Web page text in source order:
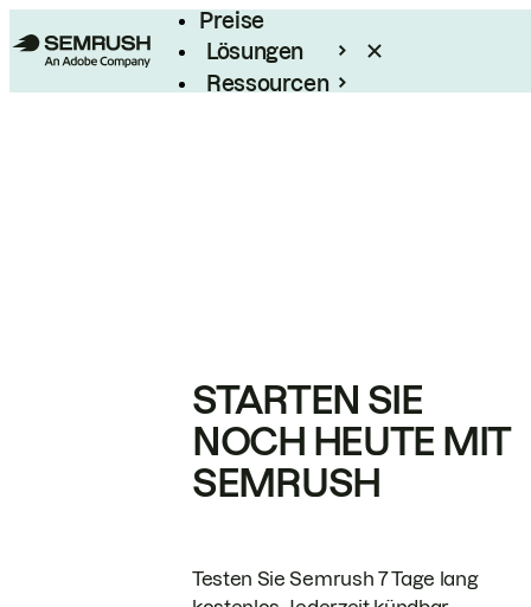
Preise
Lösungen
Ressourcen
STARTEN SIE
NOCH HEUTE MIT
SEMRUSH
Testen Sie Semrush 7 Tage lang